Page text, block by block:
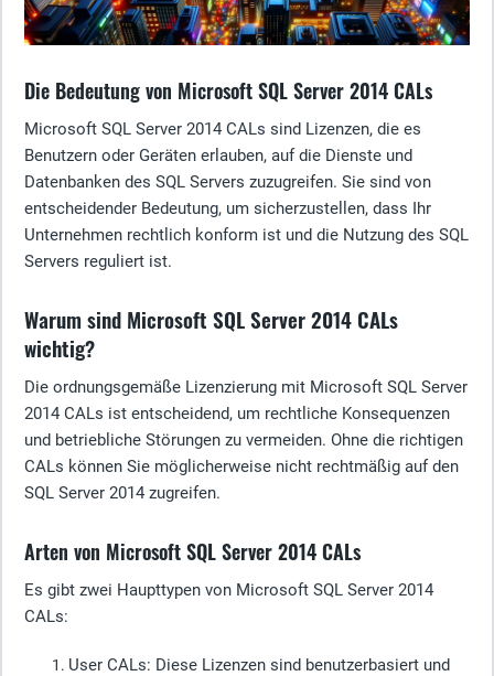
Die Bedeutung von Microsoft SQL Server 2014 CALs
Microsoft SQL Server 2014 CALs sind Lizenzen, die es
Benutzern oder Geräten erlauben, auf die Dienste und
Datenbanken des SQL Servers zuzugreifen. Sie sind von
entscheidender Bedeutung, um sicherzustellen, dass Ihr
Unternehmen rechtlich konform ist und die Nutzung des SQL
Servers reguliert ist.
Warum sind Microsoft SQL Server 2014 CALs
wichtig?
Die ordnungsgemäße Lizenzierung mit Microsoft SQL Server
2014 CALs ist entscheidend, um rechtliche Konsequenzen
und betriebliche Störungen zu vermeiden. Ohne die richtigen
CALs können Sie möglicherweise nicht rechtmäßig auf den
SQL Server 2014 zugreifen.
Arten von Microsoft SQL Server 2014 CALs
Es gibt zwei Haupttypen von Microsoft SQL Server 2014
CALs:
User CALs: Diese Lizenzen sind benutzerbasiert und